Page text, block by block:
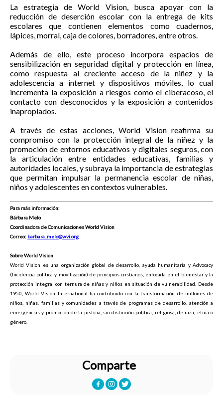
La estrategia de World Vision, busca apoyar con la
reducción de deserción escolar con la entrega de kits
escolares que contienen elementos como cuadernos,
lápices, morral, caja de colores, borradores, entre otros.
Además de ello, este proceso incorpora espacios de
sensibilización en seguridad digital y protección en línea,
como respuesta al creciente acceso de la niñez y la
adolescencia a internet y dispositivos móviles, lo cual
incrementa la exposición a riesgos como el ciberacoso, el
contacto con desconocidos y la exposición a contenidos
inapropiados.
A través de estas acciones, World Vision reafirma su
compromiso con la protección integral de la niñez y la
promoción de entornos educativos y digitales seguros, con
la articulación entre entidades educativas, familias y
autoridades locales, y subraya la importancia de estrategias
que permitan impulsar la permanencia escolar de niñas,
niños y adolescentes en contextos vulnerables.
Para más información:
Bárbara Melo
Coordinadora de Comunicaciones World Vision
Correo: barbara_melo@wvi.org
Sobre World Vision
World Vision es una organización global de desarrollo, ayuda humanitaria y Advocacy
(Incidencia política y movilización) de principios cristianos, enfocada en el bienestar y la
protección integral con ternura de niñas y niños en situación de vulnerabilidad. Desde
1950, World Vision International ha contribuido con la transformación de millones de
niños, niñas, familias y comunidades a través de programas de desarrollo, atención a
emergencias y promoción de la justicia, sin distinción política, religiosa, de raza, etnia o
género.
Comparte